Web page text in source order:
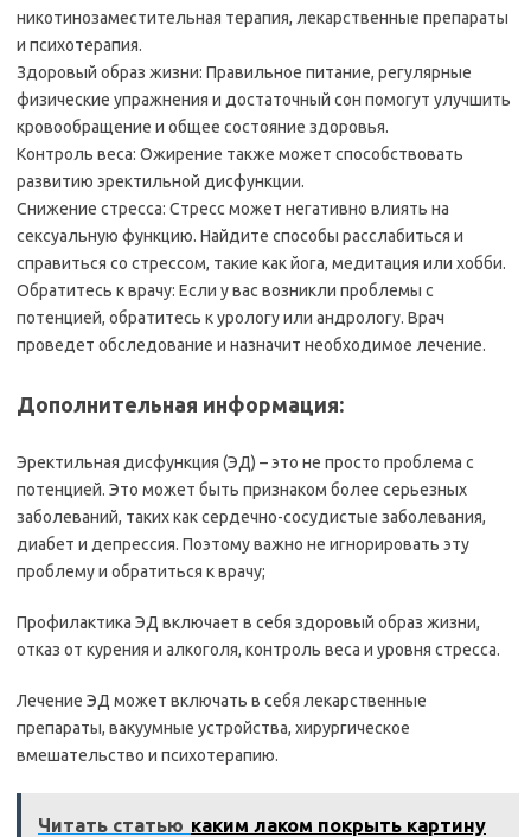
никотинозаместительная терапия, лекарственные препараты
и психотерапия.
Здоровый образ жизни: Правильное питание, регулярные
физические упражнения и достаточный сон помогут улучшить
кровообращение и общее состояние здоровья.
Контроль веса: Ожирение также может способствовать
развитию эректильной дисфункции.
Снижение стресса: Стресс может негативно влиять на
сексуальную функцию. Найдите способы расслабиться и
справиться со стрессом, такие как йога, медитация или хобби.
Обратитесь к врачу: Если у вас возникли проблемы с
потенцией, обратитесь к урологу или андрологу. Врач
проведет обследование и назначит необходимое лечение.
Дополнительная информация:
Эректильная дисфункция (ЭД) – это не просто проблема с
потенцией. Это может быть признаком более серьезных
заболеваний, таких как сердечно-сосудистые заболевания,
диабет и депрессия. Поэтому важно не игнорировать эту
проблему и обратиться к врачу;
Профилактика ЭД включает в себя здоровый образ жизни,
отказ от курения и алкоголя, контроль веса и уровня стресса.
Лечение ЭД может включать в себя лекарственные
препараты, вакуумные устройства, хирургическое
вмешательство и психотерапию.
Читать статью каким лаком покрыть картину